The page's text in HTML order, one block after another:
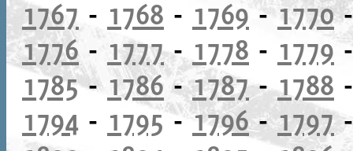
1767 - 1768 - 1769- 1770
1776 - 1777- 1778 - 1779
1785- 1786-1787-1788
1794 - 1795-1796-1797